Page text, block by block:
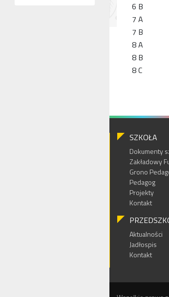
6 B
7 A
7 B
8 A
8 B
8 C
SZKOŁA
Dokumenty
Zakładowy
Grono
Pedagog
Projekty
Kontakt
Aktualności
Jadłospis
Kontakt